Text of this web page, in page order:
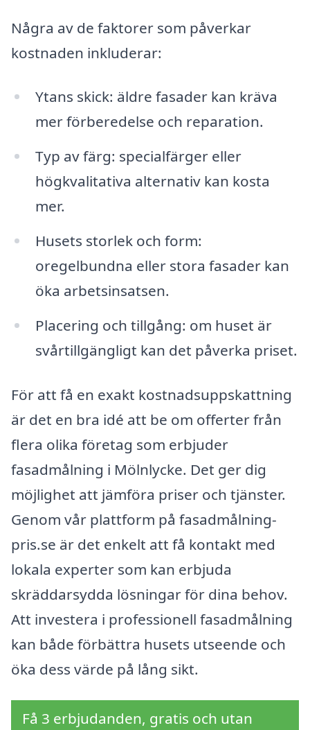
Några av de faktorer som påverkar
kostnaden inkluderar:
Ytans skick: äldre fasader kan kräva
mer förberedelse och reparation.
Typ av färg: specialfärger eller
högkvalitativa alternativ kan kosta
mer.
Husets storlek och form:
oregelbundna eller stora fasader kan
öka arbetsinsatsen.
Placering och tillgång: om huset är
svårtillgängligt kan det påverka priset.
För att få en exakt kostnadsuppskattning
är det en bra idé att be om offerter från
flera olika företag som erbjuder
fasadmålning i Mölnlycke. Det ger dig
möjlighet att jämföra priser och tjänster.
Genom vår plattform på fasadmålning-
pris.se är det enkelt att få kontakt med
lokala experter som kan erbjuda
skräddarsydda lösningar för dina behov.
Att investera i professionell fasadmålning
kan både förbättra husets utseende och
öka dess värde på lång sikt.
Få 3 erbjudanden, gratis och utan